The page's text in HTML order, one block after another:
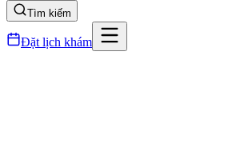
Tìm kiếm
Đặt lịch khám